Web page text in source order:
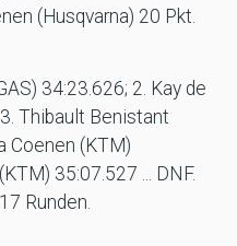
(Husqvarna) 20 Pkt.
34:23.626; 2. Kay de
Thibault Benistant
Coenen (KTM)
35:07.527 ... DNF.
Runden.